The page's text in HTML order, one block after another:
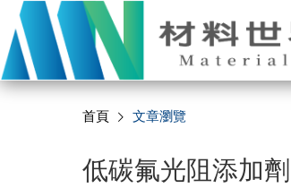
首頁 文章瀏覽
低碳氟光阻添加劑